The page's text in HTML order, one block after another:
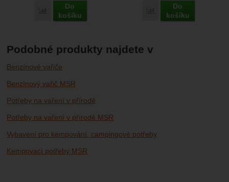
Porovnat
Do
košíku
Porovnat
Do
košíku
Podobné produkty najdete v
Benzínové vařiče
Benzínový vařič MSR
Potřeby na vaření v přírodě
Potřeby na vaření v přírodě MSR
Vybavení pro kempování, campingové potřeby
Kempovací potřeby MSR